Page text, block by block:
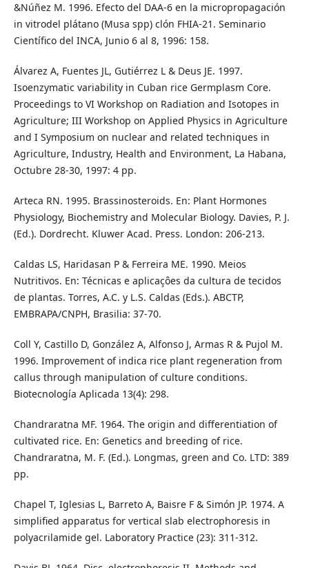
&Núñez M. 1996. Efecto del DAA-6 en la micropropagación
in vitrodel plátano (Musa spp) clón FHIA-21. Seminario
Científico del INCA, Junio 6 al 8, 1996: 158.
Álvarez A, Fuentes JL, Gutiérrez L & Deus JE. 1997.
Isoenzymatic variability in Cuban rice Germplasm Core.
Proceedings to VI Workshop on Radiation and Isotopes in
Agriculture; III Workshop on Applied Physics in Agriculture
and I Symposium on nuclear and related techniques in
Agriculture, Industry, Health and Environment, La Habana,
Octubre 28-30, 1997: 4 pp.
Arteca RN. 1995. Brassinosteroids. En: Plant Hormones
Physiology, Biochemistry and Molecular Biology. Davies, P. J.
(Ed.). Dordrecht. Kluwer Acad. Press. London: 206-213.
Caldas LS, Haridasan P & Ferreira ME. 1990. Meios
Nutritivos. En: Técnicas e aplicaçôes da cultura de tecidos
de plantas. Torres, A.C. y L.S. Caldas (Eds.). ABCTP,
EMBRAPA/CNPH, Brasilia: 37-70.
Coll Y, Castillo D, González A, Alfonso J, Armas R & Pujol M.
1996. Improvement of indica rice plant regeneration from
callus through manipulation of culture conditions.
Biotecnología Aplicada 13(4): 298.
Chandraratna MF. 1964. The origin and differentiation of
cultivated rice. En: Genetics and breeding of rice.
Chandraratna, M. F. (Ed.). Longmas, green and Co. LTD: 389
pp.
Chapel T, Iglesias L, Barreto A, Baisre F & Simón JP. 1974. A
simplified apparatus for vertical slab electrophoresis in
polyacrilamide gel. Laboratory Practice (23): 311-312.